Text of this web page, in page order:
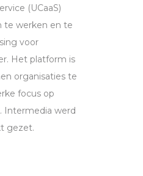
(UCaaS)
te werken en te
voor
Het platform is
organisaties te
focus op
Intermedia werd
gezet.